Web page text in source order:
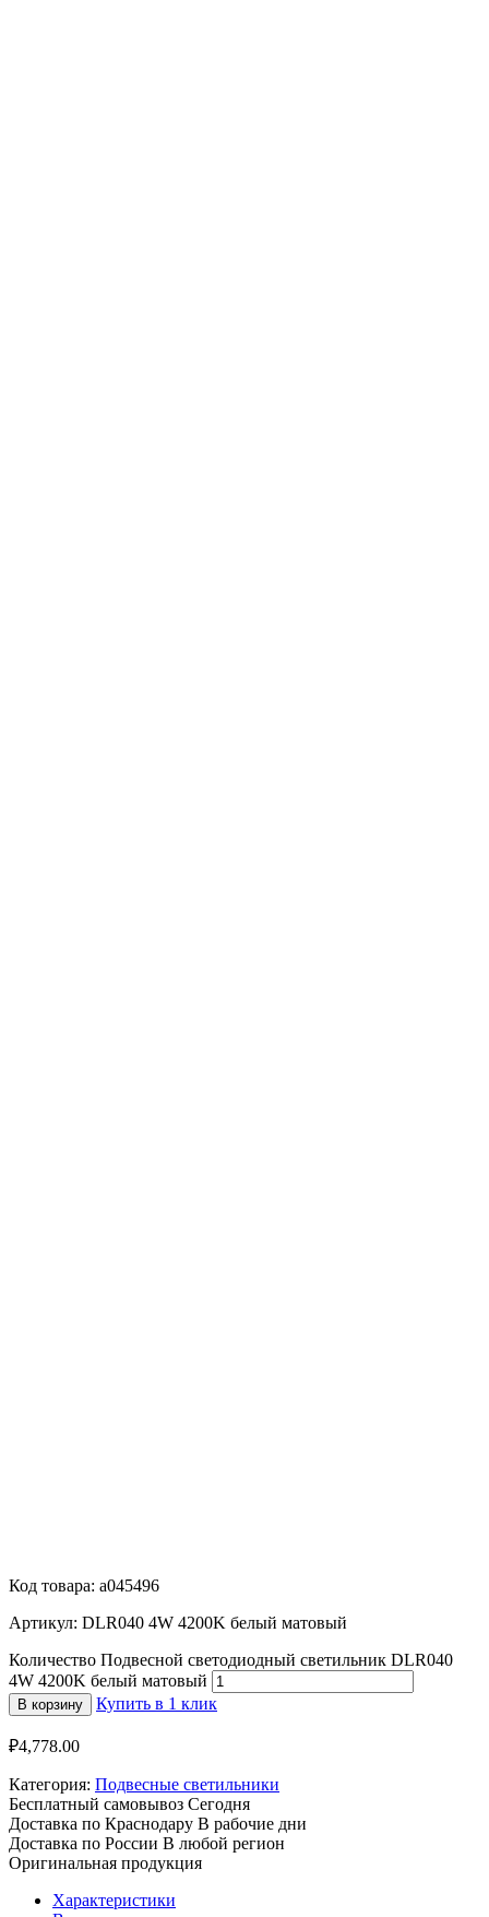
Код товара: a045496
Артикул: DLR040 4W 4200K белый матовый
Количество Подвесной светодиодный светильник DLR040
4W 4200K белый матовый
В корзину Купить в 1 клик
₽4,778.00
Категория: Подвесные светильники
Бесплатный самовывоз Сегодня
Доставка по Краснодару В рабочие дни
Доставка по России В любой регион
Оригинальная продукция
Характеристики